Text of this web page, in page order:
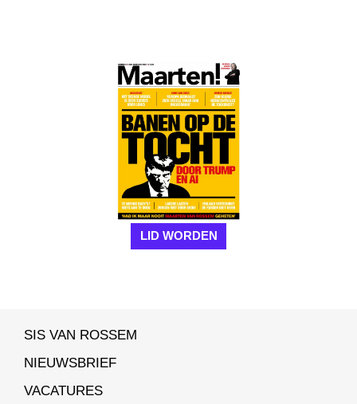
LID WORDEN
SIS VAN ROSSEM
NIEUWSBRIEF
VACATURES